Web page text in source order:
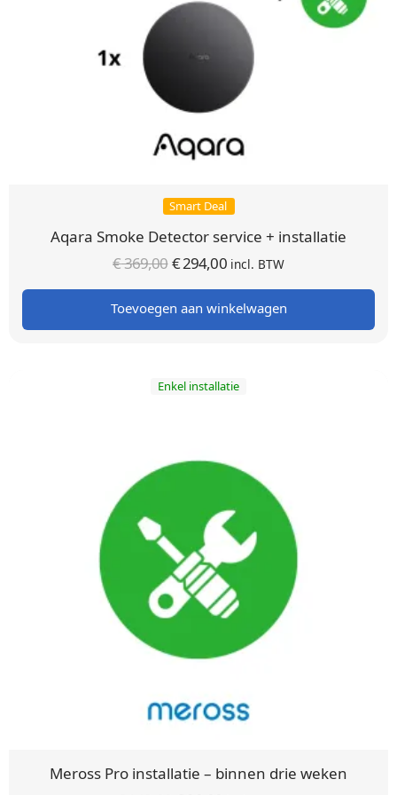
Smart Deal
Aqara Smoke Detector service + installatie
€369,00Oorspronkelijke
prijs was:
€ 369,00.
€294,00 Huidige
prijs is:
€ 294,00.
incl. BTW
Toevoegen aan winkelwagen
Enkel installatie
Meross Pro installatie – binnen drie weken